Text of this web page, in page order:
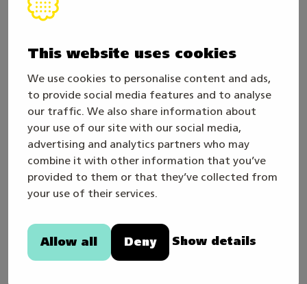
This website uses cookies
We use cookies to personalise content and ads,
to provide social media features and to analyse
our traffic. We also share information about
your use of our site with our social media,
advertising and analytics partners who may
combine it with other information that you’ve
provided to them or that they’ve collected from
your use of their services.
Allow all Deny Show details
I EuroSkills2025 lyckades många länder, såsom
Hur står sig den finländska yrkeskompetensen
internationellt? Vad kan vi lära oss av andra
länder?
Jag tror att vår yrkesskicklighet är på samma
nivå eller till och med bättre än i många
jämförbara länder. Däremot kunde vi lära oss av
den yrkesstolthet som man visar gentemot
Dela artikeln